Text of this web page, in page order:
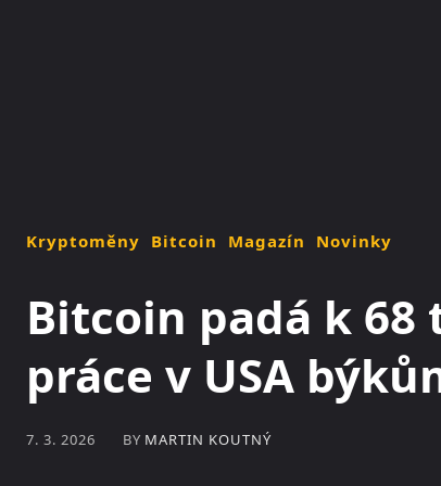
Kryptoměny Bitcoin Magazín Novinky
Bitcoin padá k
práce v USA
7. 3. 2026 BY MARTIN KOUTNÝ